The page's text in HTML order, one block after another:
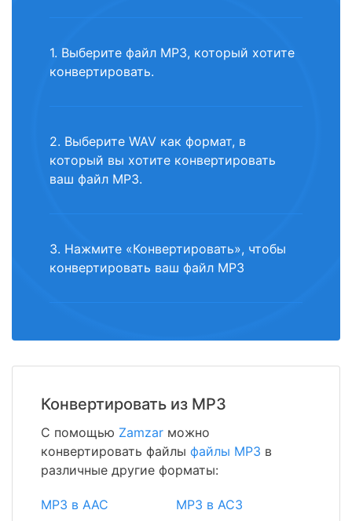
1. Выберите файл MP3, который хотите
конвертировать.
2. Выберите WAV как формат, в
который вы хотите конвертировать
ваш файл MP3.
3. Нажмите «Конвертировать», чтобы
конвертировать ваш файл MP3
Конвертировать из MP3
С помощью Zamzar можно
конвертировать файлы файлы MP3 в
различные другие форматы:
MP3 в AAC
MP3 в AC3